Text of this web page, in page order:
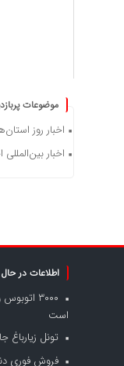
موضوعات
اخبار روز
اخبار بین‌المللی
اطلاعات در
۳۰۰۰
است
تونل زیارباغ
فروش فوری